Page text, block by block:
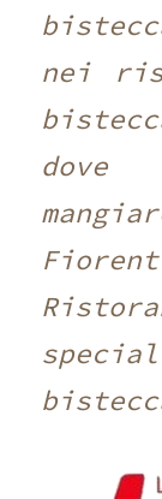
nei
dove